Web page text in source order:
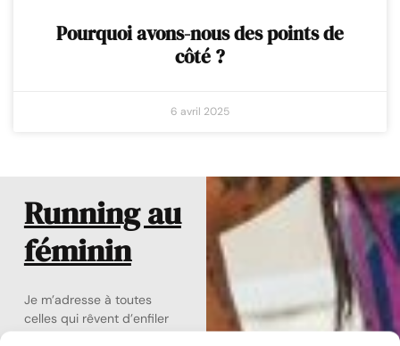
Pourquoi avons-nous des points de
côté ?
6 avril 2025
Running au
féminin
Je m’adresse à toutes
celles qui rêvent d’enfiler